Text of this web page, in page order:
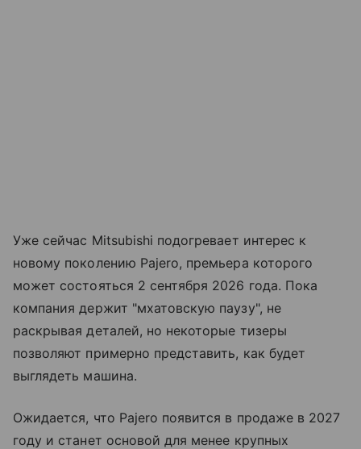
Уже сейчас Mitsubishi подогревает интерес к
новому поколению Pajero, премьера которого
может состояться 2 сентября 2026 года. Пока
компания держит "мхатовскую паузу", не
раскрывая деталей, но некоторые тизеры
позволяют примерно представить, как будет
выглядеть машина.
Ожидается, что Pajero появится в продаже в 2027
году и станет основой для менее крупных